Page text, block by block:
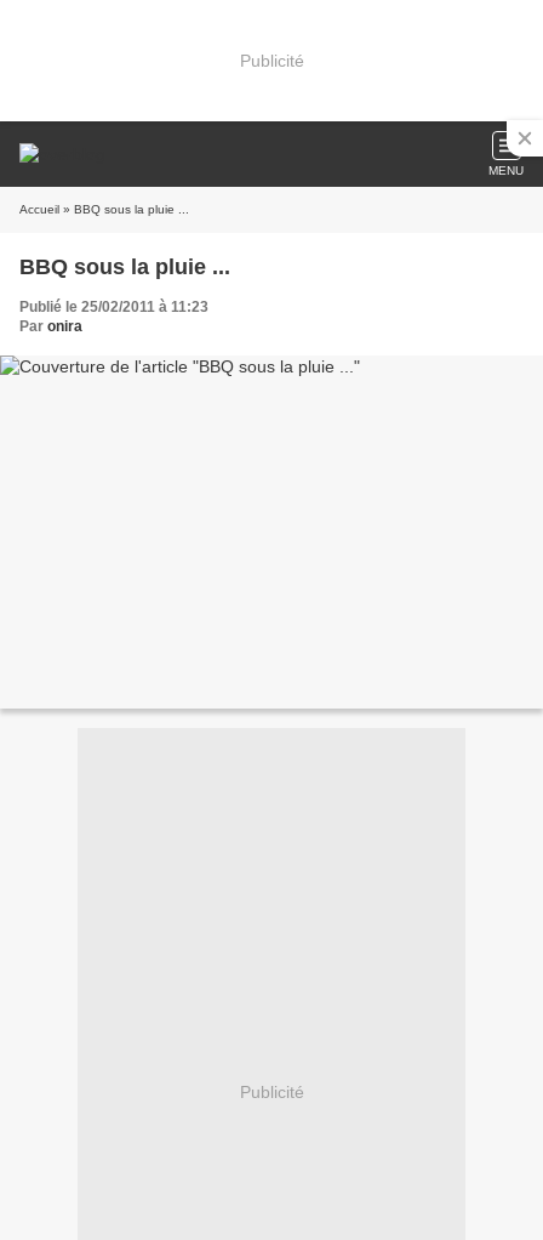
Publicité
MENU
Accueil » BBQ sous la pluie ...
BBQ sous la pluie ...
Publié le 25/02/2011 à 11:23
Par onira
Publicité